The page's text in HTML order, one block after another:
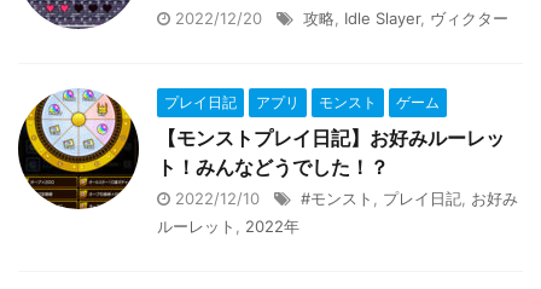
2022/12/20 攻略 Idle Slayer, ヴィクター
プレイ日記 アプリ モンスト ゲーム
【モンストプレイ日記】お好みルーレッ
ト！みんなどうでした！？
2022/12/10 #モンスト プレイ日記 お好み
ルーレット
2022年